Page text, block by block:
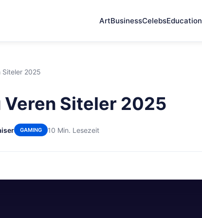
ArtBusinessCelebsEducation
Siteler 2025
Veren Siteler 2025
GAMING 10 Min. Lesezeit